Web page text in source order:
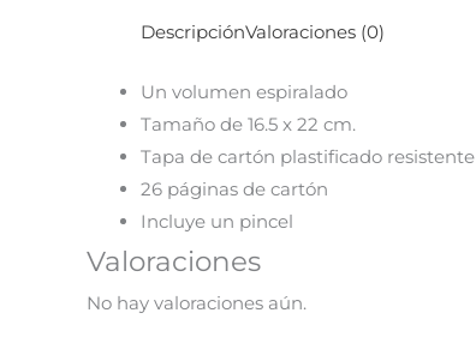
DescripciónValoraciones (0)
Un volumen espiralado
Tamaño de 16.5 x 22 cm.
Tapa de cartón plastificado resistente
26 páginas de cartón
Incluye un pincel
Valoraciones
No hay valoraciones aún.